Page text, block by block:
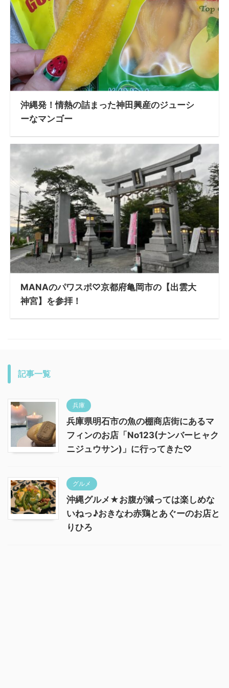
沖縄発！情熱の詰まった神田興産のジューシ
ーなマンゴー
MANAのパワスポ♡京都府亀岡市の【出雲大
神宮】を参拝！
記事一覧
兵庫
兵庫県明石市の魚の棚商店街にあるマ
フィンのお店「No123(ナンバーヒャク
ニジュウサン)」に行ってきた♡
グルメ
沖縄グルメ★お腹が減っては楽しめな
いねっ♪おきなわ赤鶏とあぐーのお店と
りひろ